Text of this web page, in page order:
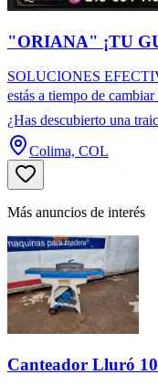
"ORIANA" ¡TU
SOLUCIONES
estás a tiempo de
¿Has descubierto una
Colima, COL
Más anuncios de interés
Canteador Lluró